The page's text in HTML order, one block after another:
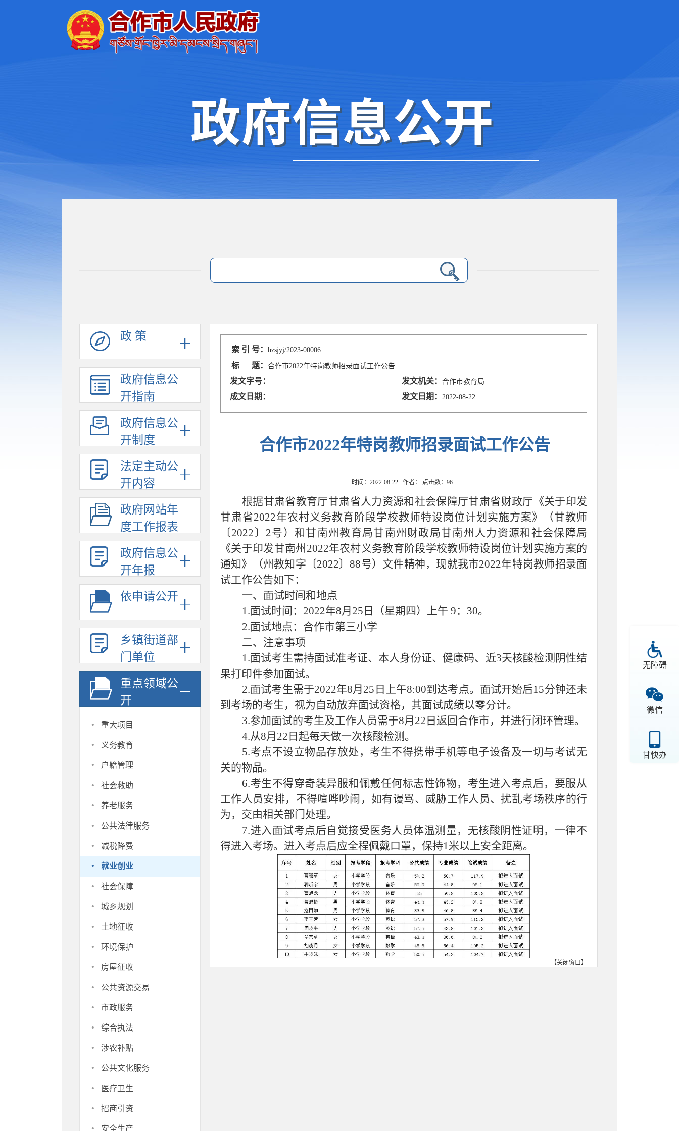
无障碍
微信
甘快办
政 策
政府信息公
开指南
政府信息公
开制度
法定主动公
开内容
政府网站年
度工作报表
政府信息公
开年报
依申请公开
乡镇街道部
门单位
重点领域公
开
· 重大项目
· 义务教育
· 户籍管理
· 社会救助
· 养老服务
· 公共法律服务
· 减税降费
· 就业创业
· 社会保障
· 城乡规划
· 土地征收
· 环境保护
· 房屋征收
· 公共资源交易
· 市政服务
· 综合执法
· 涉农补贴
· 公共文化服务
· 医疗卫生
· 招商引资
安全生产
索 引 号：hzsjyj/2023-00006
标 题：合作市2022年特岗教师招录面试工作公告
发文字号： 发文机关：合作市教育局
成文日期： 发文日期： 2022-08-22
合作市2022年特岗教师招录面试工作公告
时间：2022-08-22 作者： 点击数： 96
根据甘肃省教育厅甘肃省人力资源和社会保障厅甘肃省财政厅《关于印发
甘肃省2022年农村义务教育阶段学校教师特设岗位计划实施方案》（甘教师
〔2022〕2号）和甘南州教育局甘南州财政局甘南州人力资源和社会保障局
《关于印发甘南州2022年农村义务教育阶段学校教师特设岗位计划实施方案的
通知》（州教知字〔2022〕88号）文件精神，现就我市2022年特岗教师招录面
试工作公告如下：
一、面试时间和地点
1.面试时间：2022年8月25日（星期四）上午 9：30。
2.面试地点：合作市第三小学
二、注意事项
1.面试考生需持面试准考证、本人身份证、健康码、近3天核酸检测阴性结
果打印件参加面试。
2.面试考生需于2022年8月25日上午8:00到达考点。面试开始后15分钟还未
到考场的考生，视为自动放弃面试资格，其面试成绩以零分计。
3.参加面试的考生及工作人员需于8月22日返回合作市，并进行闭环管理。
4.从8月22日起每天做一次核酸检测。
5.考点不设立物品存放处，考生不得携带手机等电子设备及一切与考试无
关的物品。
6.考生不得穿奇装异服和佩戴任何标志性饰物，考生进入考点后，要服从
工作人员安排，不得喧哗吵闹，如有谩骂、威胁工作人员、扰乱考场秩序的行
为，交由相关部门处理。
7.进入面试考点后自觉接受医务人员体温测量，无核酸阴性证明，一律不
得进入考场。进入考点后应全程佩戴口罩，保持1米以上安全距离。
【关闭窗口】